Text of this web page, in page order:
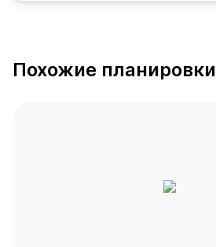
Похожие планировки